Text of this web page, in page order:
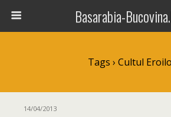
Basarabia-
Tags › Cultul
14/04/2013